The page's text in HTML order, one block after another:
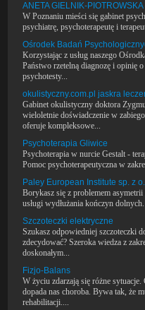
ANETA GIELNIK-
W Poznaniu mieści się gabinet
psychiatrę, psychoterapeutę i
Ośrodek Badań
Korzystając z usług naszego
Państwo rzetelną diagnozę i opinię
psychotesty...
okulistyczny.com.pl jaskra
Gabinet okulistyczny doktora
wieloletnie doświadczenie w
oferuje kompleksowe...
Psychoterapia Gliwice
Psychoterapia w nurcie Gestalt -
Pomoc psychoterapeutyczna w
Paley European Institute sp. z
Borykasz się z problemem
usługi wydłużania kończyn
Szczoteczki elektryczne
Szukasz odpowiedniej szczoteczki
zdecydować? Szeroka wiedza z
doskonałym...
Fizjo-Balans
W życiu zdarzają się różne
dopada nas choroba. Bywa tak, że
rehabilitacji....